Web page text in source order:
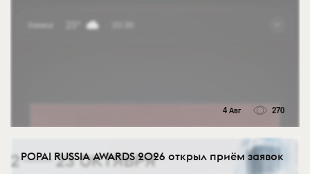
4 Авг 270
POPAI RUSSIA AWARDS 2026 открыл приём заявок